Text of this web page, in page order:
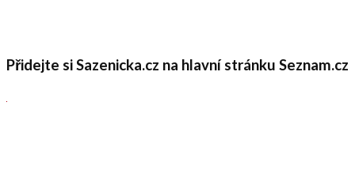
Přidejte si Sazenicka.cz na hlavní stránku Seznam.cz